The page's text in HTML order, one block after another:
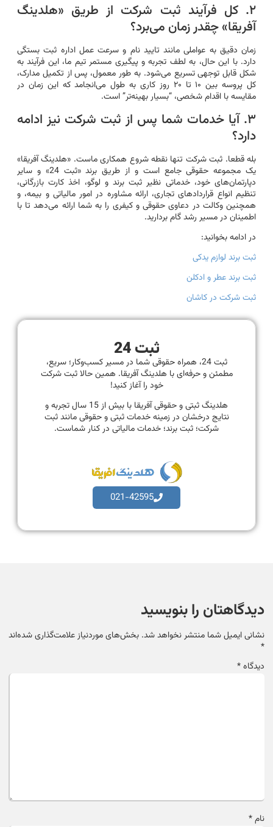
۲. کل فرآیند ثبت شرکت از طریق «هلدینگ
آفریقا» چقدر زمان می‌برد؟
زمان دقیق به عواملی مانند تایید نام و سرعت عمل اداره ثبت بستگی
دارد. با این حال، به لطف تجربه و پیگیری مستمر تیم ما، این فرآیند به
شکل قابل توجهی تسریع می‌شود. به طور معمول، پس از تکمیل مدارک،
کل پروسه بین ۱۰ تا ۲۰ روز کاری به طول می‌انجامد که این زمان در
مقایسه با اقدام شخصی، “بسیار بهینه‌تر” است.
۳. آیا خدمات شما پس از ثبت شرکت نیز ادامه
دارد؟
بله قطعا. ثبت شرکت تنها نقطه شروع همکاری ماست. «هلدینگ آفریقا»
یک مجموعه حقوقی جامع است و از طریق برند «ثبت 24» و سایر
دپارتمان‌های خود، خدماتی نظیر ثبت برند و لوگو، اخذ کارت بازرگانی،
تنظیم انواع قراردادهای تجاری، ارائه مشاوره در امور مالیاتی و بیمه، و
همچنین وکالت در دعاوی حقوقی و کیفری را به شما ارائه می‌دهد تا با
اطمینان در مسیر رشد گام بردارید.
در ادامه بخوانید:
ثبت برند لوازم یدکی
ثبت برند عطر و ادکلن
ثبت شرکت در کاشان
ثبت 24
ثبت 24، همراه حقوقی شما در مسیر کسب‌وکار؛ سریع،
مطمئن و حرفه‌ای با هلدینگ آفریقا. همین حالا ثبت شرکت
خود را آغاز کنید!
هلدینگ ثبتی و حقوقی آفریقا با بیش از 15 سال تجربه و
نتایج درخشان در زمینه خدمات ثبتی و حقوقی مانند ثبت
شرکت؛ ثبت برند؛ خدمات مالیاتی در کنار شماست.
021-42595
دیدگاهتان را بنویسید
نشانی ایمیل شما منتشر نخواهد شد. بخش‌های موردنیاز علامت‌گذاری شده‌اند
*
دیدگاه*
نام*